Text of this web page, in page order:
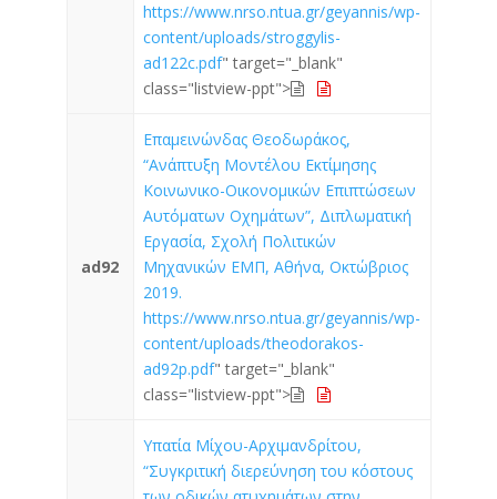
https://www.nrso.ntua.gr/geyannis/wp-
content/uploads/stroggylis-
ad122c.pdf" target="_blank"
class="listview-ppt">
ad92
Επαμεινώνδας Θεοδωράκος,
“Ανάπτυξη Μοντέλου Εκτίμησης
Κοινωνικο-Οικονομικών Επιπτώσεων
Αυτόματων Οχημάτων”, Διπλωματική
Εργασία, Σχολή Πολιτικών
Μηχανικών ΕΜΠ, Αθήνα, Οκτώβριος
2019.
https://www.nrso.ntua.gr/geyannis/wp-
content/uploads/theodorakos-
ad92p.pdf" target="_blank"
class="listview-ppt">
Υπατία Μίχου-Αρχιμανδρίτου,
“Συγκριτική διερεύνηση του κόστους